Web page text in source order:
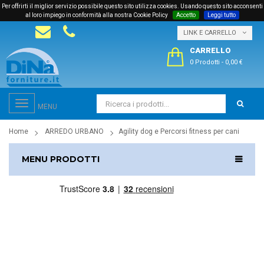
Per offrirti il miglior servizio possibile questo sito utilizza cookies. Usando questo sito acconsenti
al loro impiego in conformità alla nostra Cookie Policy
Accetto Leggi tutto
LINK E CARRELLO
CARRELLO
0 Prodotti - 0,00 €
Toggle
navigation
MENU
Home ARREDO URBANO Agility dog e Percorsi fitness per cani
MENU PRODOTTI